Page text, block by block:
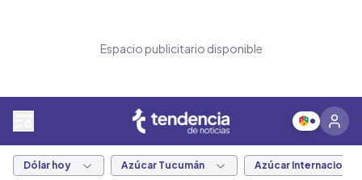
Espacio publicitario disponible
Dólar hoy Azúcar Tucumán Azúcar Internacional